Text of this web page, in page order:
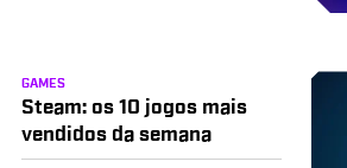
GAMES
Steam: os 10 jogos mais
vendidos da semana